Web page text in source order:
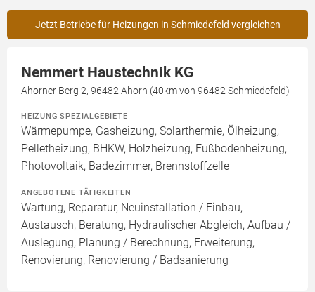
Jetzt Betriebe für Heizungen in Schmiedefeld vergleichen
Nemmert Haustechnik KG
Ahorner Berg 2, 96482 Ahorn (40km von 96482 Schmiedefeld)
HEIZUNG SPEZIALGEBIETE
Wärmepumpe, Gasheizung, Solarthermie, Ölheizung,
Pelletheizung, BHKW, Holzheizung, Fußbodenheizung,
Photovoltaik, Badezimmer, Brennstoffzelle
ANGEBOTENE TÄTIGKEITEN
Wartung, Reparatur, Neuinstallation / Einbau,
Austausch, Beratung, Hydraulischer Abgleich, Aufbau /
Auslegung, Planung / Berechnung, Erweiterung,
Renovierung, Renovierung / Badsanierung